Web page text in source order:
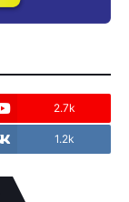
2.7k
1.2k